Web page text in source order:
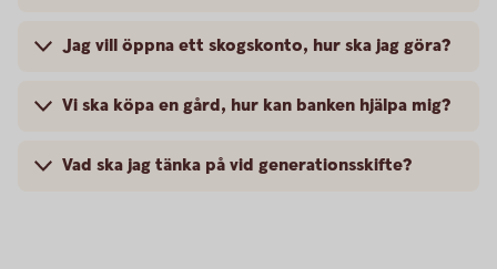
Jag vill öppna ett skogskonto, hur ska jag göra?
Vi ska köpa en gård, hur kan banken hjälpa mig?
Vad ska jag tänka på vid generationsskifte?